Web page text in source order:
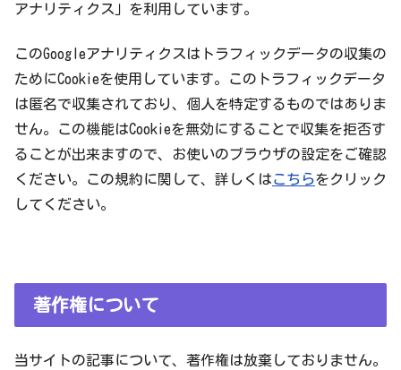
アナリティクス」を利用しています。
このGoogleアナリティクスはトラフィックデータの収集の
ためにCookieを使用しています。このトラフィックデータ
は匿名で収集されており、個人を特定するものではありま
せん。この機能はCookieを無効にすることで収集を拒否す
ることが出来ますので、お使いのブラウザの設定をご確認
ください。この規約に関して、詳しくはこちらをクリック
してください。
著作権について
当サイトの記事について、著作権は放棄しておりません。